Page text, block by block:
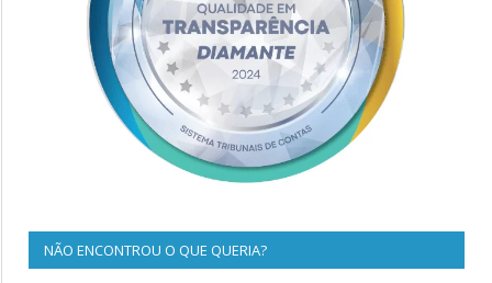
NÃO ENCONTROU O QUE QUERIA?